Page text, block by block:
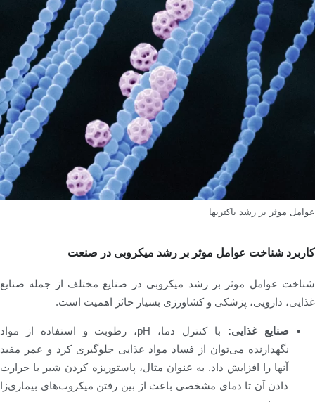
عوامل موثر بر رشد باکتریها
کاربرد شناخت عوامل موثر بر رشد میکروبی در صنعت
شناخت عوامل موثر بر رشد میکروبی در صنایع مختلف از جمله صنایع
غذایی، دارویی، پزشکی و کشاورزی بسیار حائز اهمیت است.
صنایع غذایی:
با کنترل دما، pH، رطوبت و استفاده از مواد
نگهدارنده می‌توان از فساد مواد غذایی جلوگیری کرد و عمر مفید
آنها را افزایش داد. به عنوان مثال، پاستوریزه کردن شیر با حرارت
دادن آن تا دمای مشخصی باعث از بین رفتن میکروب‌های بیماری‌زا